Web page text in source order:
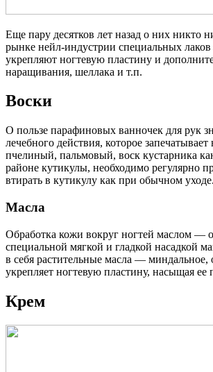
Еще пару десятков лет назад о них
рынке нейл-индустрии специальных
укрепляют ногтевую пластину и
наращивания, шеллака и т.п.
Воски
О пользе парафиновых ванночек для рук
лечебного действия, которое
пчелиный, пальмовый, воск кустарника
районе кутикулы, необходимо регулярно
втирать в кутикулу как при обычном уходе.
Масла
Обработка кожи вокруг ногтей маслом —
специальной мягкой и гладкой насадкой
в себя растительные масла —
укрепляет ногтевую пластину, насыщая
Крем